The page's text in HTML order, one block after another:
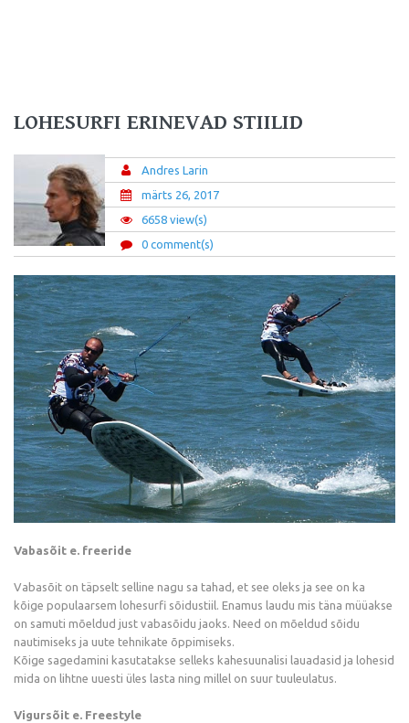
LOHESURFI ERINEVAD STIILID
Andres Larin
märts 26, 2017
6658 view(s)
0 comment(s)
Vabasõit e. freeride
Vabasõit on täpselt selline nagu sa tahad, et see oleks ja see on ka
kõige populaarsem lohesurfi sõidustiil. Enamus laudu mis täna müüakse
on samuti mõeldud just vabasõidu jaoks. Need on mõeldud sõidu
nautimiseks ja uute tehnikate õppimiseks.
Kõige sagedamini kasutatakse selleks kahesuunalisi lauadasid ja lohesid
mida on lihtne uuesti üles lasta ning millel on suur tuuleulatus.
Vigursõit e. Freestyle